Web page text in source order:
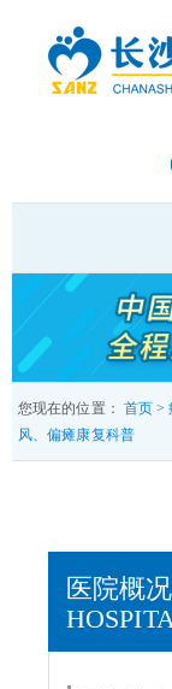
您现在的位置： 首页 >
风、偏瘫康复科普
医院概况